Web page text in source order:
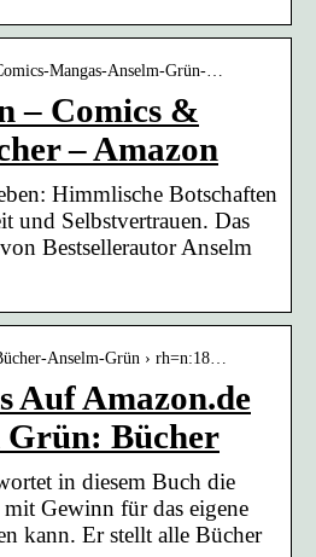
Mangas-Anselm-Grün-…
– Comics &
– Amazon
Himmlische Botschaften
und Selbstvertrauen. Das
Bestsellerautor Anselm
Anselm-Grün › rh=n:18…
Auf Amazon.de
Grün: Bücher
in diesem Buch die
Gewinn für das eigene
kann. Er stellt alle Bücher